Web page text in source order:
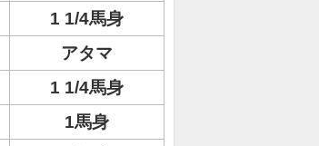
1 1/4馬身
アタマ
1 1/4馬身
1馬身